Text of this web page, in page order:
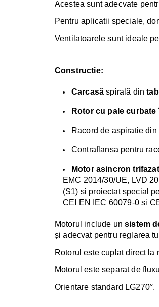
Acestea sunt adecvate
Pentru aplicatii speciale,
Ventilatoarele sunt ideale
Constructie:
Carcasă spirală din
Rotor cu pale curbate
Racord de aspiratie
Contraflansa pentru
Motor asincron trifazat
EMC 2014/30/UE, LVD
(S1) si proiectat special
CEI EN IEC 60079-0 si
Motorul include unsistem
și adecvat pentru reglarea
Rotorul este cuplat direct la
Motorul este separat de
Orientare standard LG270°.